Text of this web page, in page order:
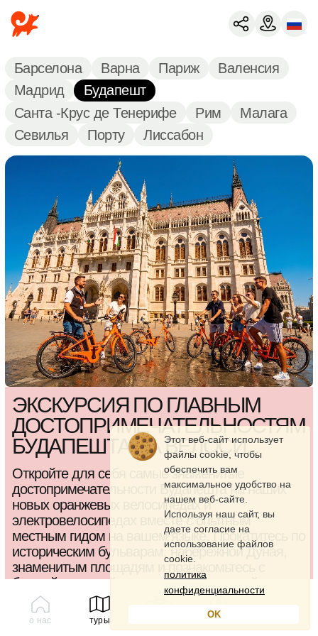
Барселона Варна Париж
Валенсия
Мадрид
Будапешт
Санта -Крус де Тенерифе
Рим
Малага
Севилья
Порту Лиссабон
ЭКСКУРСИЯ ПО ГЛАВНЫМ
ДОСТОПРИМЕЧАТЕЛЬНОСТЯМ
БУДАПЕШТА НА ВЕЛОСИ...
Откройте для себя самые знаменитые
достопримечательности Будапешта на наших
новых оранжевых велосипедах и
электровелосипедах вместе с опытным
местным гидом на вашем языке. Прокатитесь по
историческим бульварам, набережной Дуная,
знаменитым площадям и познакомьтесь с
богатой историей и культурой венгерской
столицы.
о нас туры профиль
Этот веб-сайт использует
файлы cookie, чтобы
обеспечить вам
максимальное удобство на
нашем веб-сайте.
Используя наш сайт, вы
даете согласие на
использование файлов
cookie.
политика
конфиденциальности
OK